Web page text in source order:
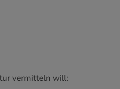
vermitteln will: